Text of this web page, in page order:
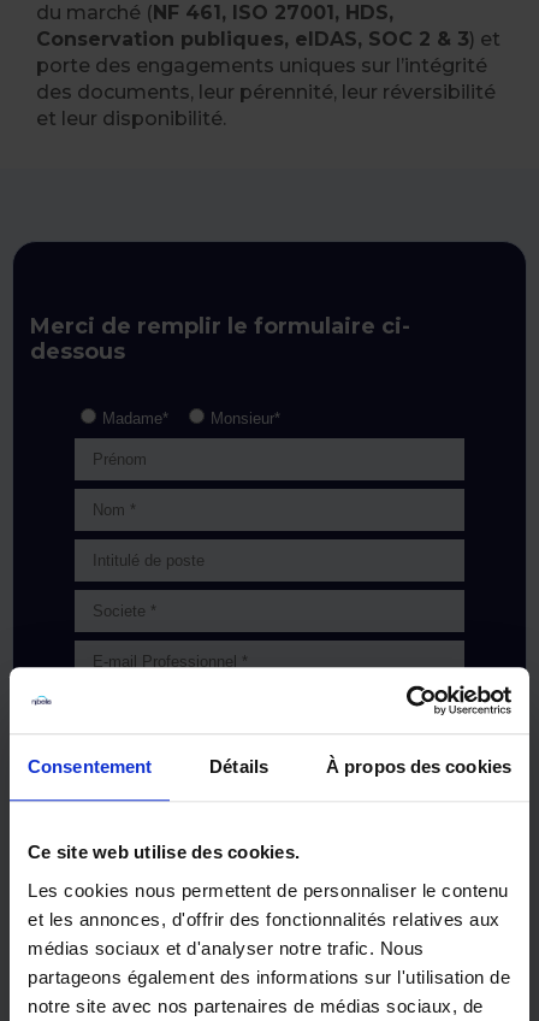
Consentement Détails À propos des cookies
Ce site web utilise des cookies.
Les cookies nous permettent de personnaliser le contenu
et les annonces, d'offrir des fonctionnalités relatives aux
médias sociaux et d'analyser notre trafic. Nous
partageons également des informations sur l'utilisation de
notre site avec nos partenaires de médias sociaux, de
du marché (NF 461, ISO 27001, HDS,
Conservation publiques, eIDAS, SOC 2 & 3) et
porte des engagements uniques sur l’intégrité
des documents, leur pérennité, leur réversibilité
et leur disponibilité.
Merci de remplir le formulaire ci-
dessous